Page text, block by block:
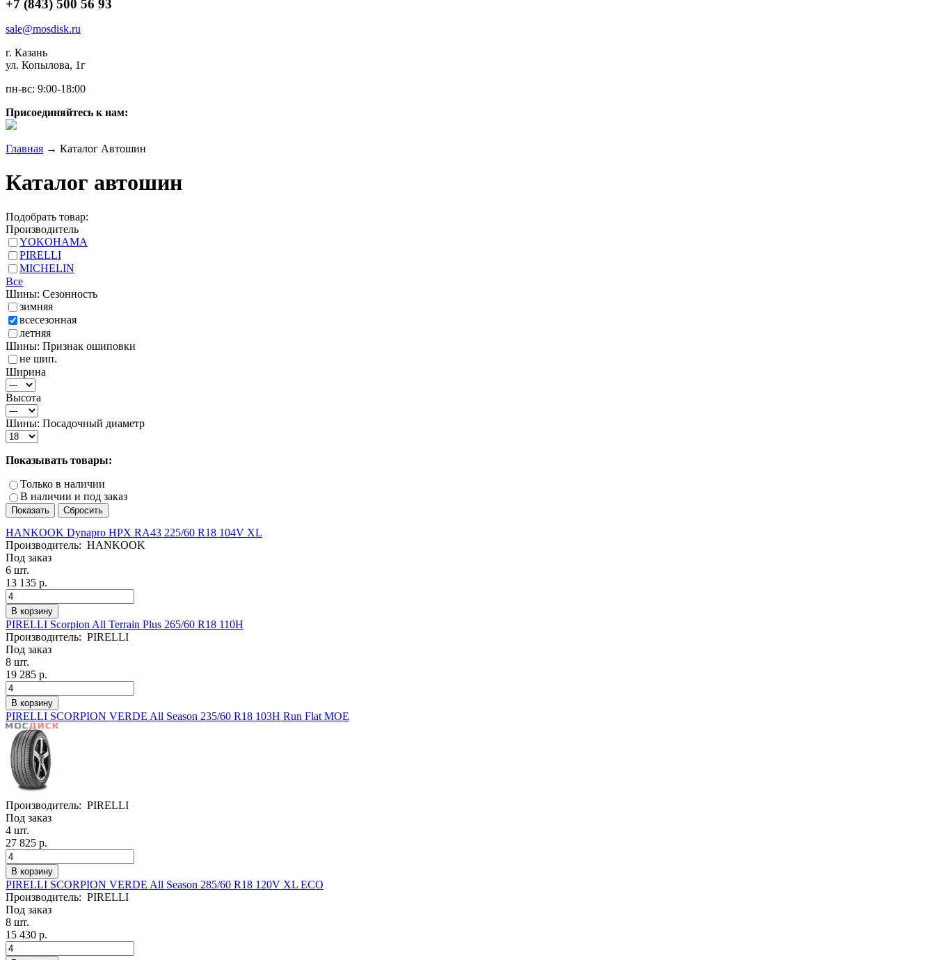
+7 (843) 500 56 93
sale@mosdisk.ru
г. Казань
ул. Копылова, 1г
пн-вс: 9:00-18:00
Присоединяйтесь к нам:
Главная → Каталог Автошин
Каталог автошин
Подобрать товар:
Производитель
YOKOHAMA
PIRELLI
MICHELIN
Все
Шины: Сезонность
зимняя
всесезонная
летняя
Шины: Признак ошиповки
не шип.
Ширина
Высота
Шины: Посадочный диаметр
Показывать товары:
Только в наличии
В наличии и под заказ
HANKOOK Dynapro HPX RA43 225/60 R18 104V XL
Производитель: HANKOOK
Под заказ
6 шт.
13 135 р.
PIRELLI Scorpion All Terrain Plus 265/60 R18 110H
Производитель: PIRELLI
Под заказ
8 шт.
19 285 р.
PIRELLI SCORPION VERDE All Season 235/60 R18 103H Run Flat MOE
Производитель: PIRELLI
Под заказ
4 шт.
27 825 р.
PIRELLI SCORPION VERDE All Season 285/60 R18 120V XL ECO
Производитель: PIRELLI
Под заказ
8 шт.
15 430 р.